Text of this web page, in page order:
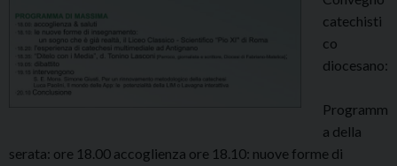
catechisti
co
diocesano:
Programm
a della
serata: ore 18.00 accoglienza ore 18.10: nuove forme di